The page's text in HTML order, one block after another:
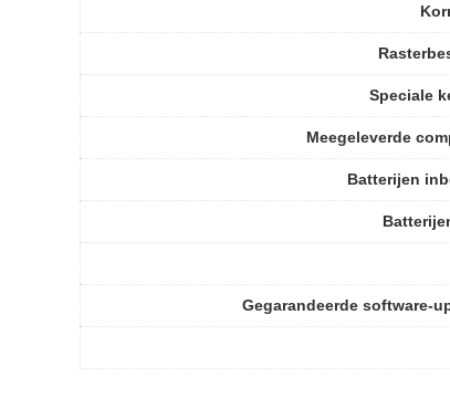
Speciale
Meegeleverde
Batterijen
Gegarandeerde software-